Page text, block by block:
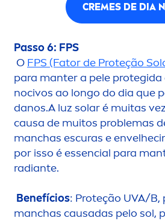
CREMES DE DIA
Passo 6: FPS
O FPS (Fator de Proteção
para manter a pele protegida
nocivos ao longo do dia que
danos.A luz solar é muitas
causa de muitos problemas
manchas escuras e envelheci
por isso é essencial para
radiante.
Benefícios: Proteção UVA/B,
manchas causadas pelo sol,